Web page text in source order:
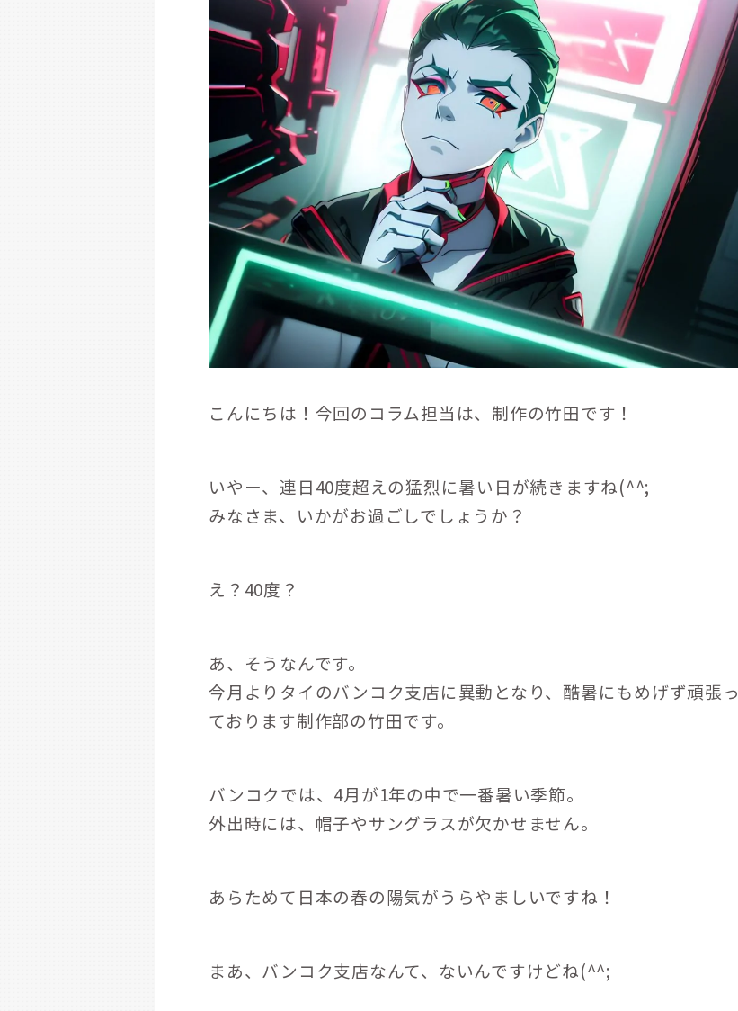
こんにちは！今回のコラム担当は、制作の竹田です！
いやー、連日40度超えの猛烈に暑い日が続きますね(^^;
みなさま、いかがお過ごしでしょうか？
え？40度？
あ、そうなんです。
今月よりタイのバンコク支店に異動となり、酷暑にもめげず頑張っ
ております制作部の竹田です。
バンコクでは、4月が1年の中で一番暑い季節。
外出時には、帽子やサングラスが欠かせません。
あらためて日本の春の陽気がうらやましいですね！
まあ、バンコク支店なんて、ないんですけどね(^^;